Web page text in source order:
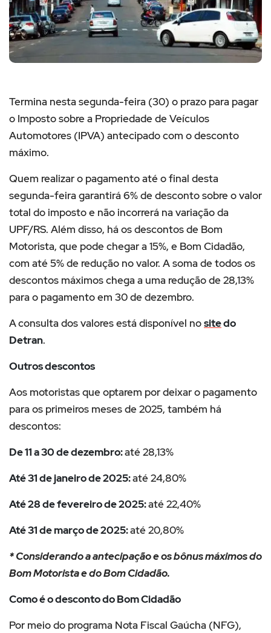
Termina nesta segunda-feira (30) o prazo para pagar
o Imposto sobre a Propriedade de Veículos
Automotores (IPVA) antecipado com o desconto
máximo.
Quem realizar o pagamento até o final desta
segunda-feira garantirá 6% de desconto sobre o valor
total do imposto e não incorrerá na variação da
UPF/RS. Além disso, há os descontos de Bom
Motorista, que pode chegar a 15%, e Bom Cidadão,
com até 5% de redução no valor. A soma de todos os
descontos máximos chega a uma redução de 28,13%
para o pagamento em 30 de dezembro.
Aconsulta dos valores está disponível nositedo
Detran.
Outros descontos
Aos motoristas que optarem por deixar o pagamento
para os primeiros meses de 2025, também há
descontos:
De 11 a 30 de dezembro:até 28,13%
Até 31 de janeiro de 2025:até 24,80%
Até 28 de fevereiro de 2025:até 22,40%
Até 31 de março de 2025:até 20,80%
* Considerando a antecipação e os bônus máximos do
Bom Motorista e do Bom Cidadão.
Como é o desconto do Bom Cidadão
Por meio do programa Nota Fiscal Gaúcha (NFG),